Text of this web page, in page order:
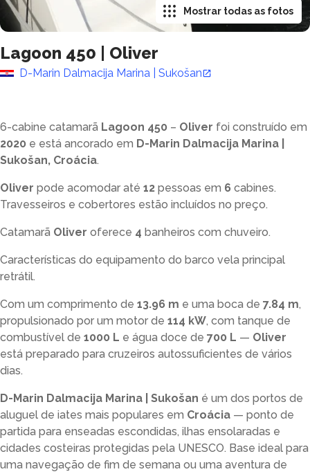
Lagoon 450 Oliver
D-Marin Dalmacija Marina | Sukošan
Mostrar todas as fotos
6-cabine catamarã Lagoon 450 – Oliver foi construído em
2020 e está ancorado em D-Marin Dalmacija Marina |
Sukošan, Croácia.
Oliver pode acomodar até 12 pessoas em 6 cabines.
Travesseiros e cobertores estão incluídos no preço.
Catamarã Oliver oferece 4 banheiros com chuveiro.
Características do equipamento do barco vela principal
retrátil.
Com um comprimento de 13.96 m e uma boca de 7.84 m,
propulsionado por um motor de 114 kW, com tanque de
combustível de 1000 L e água doce de 700 L — Oliver
está preparado para cruzeiros autossuficientes de vários
dias.
D-Marin Dalmacija Marina | Sukošan é um dos portos de
aluguel de iates mais populares em Croácia — ponto de
partida para enseadas escondidas, ilhas ensolaradas e
cidades costeiras protegidas pela UNESCO. Base ideal para
uma navegação de fim de semana ou uma aventura de